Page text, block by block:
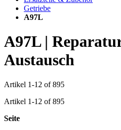
Getriebe
A97L
A97L |
Austausch
Artikel 1-12 of895
Artikel 1-12 of895
Seite